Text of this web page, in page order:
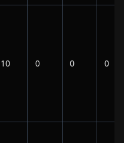
10 0 0 0